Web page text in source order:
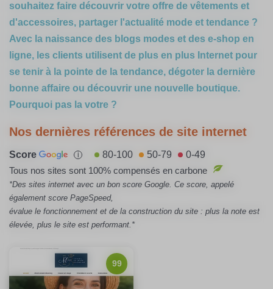
souhaitez faire découvrir votre offre de vêtements et
d'accessoires, partager l'actualité mode et tendance ?
Avec la naissance des blogs modes et des e-shop en
ligne, les clients utilisent de plus en plus Internet pour
se tenir à la pointe de la tendance, dégoter la dernière
bonne affaire ou découvrir une nouvelle boutique.
Pourquoi pas la votre ?
Nos dernières références de site internet
Score i 80-100 50-79
0-49
Tous nos sites sont 100% compensés en carbone
*Des sites internet avec un bon score Google. Ce score, appelé
également score PageSpeed,
évalue le fonctionnement et de la construction du site : plus la note est
élevée, plus le site est performant.*
99
Notation Google :
Emission carbone :
0,22gCO2/page